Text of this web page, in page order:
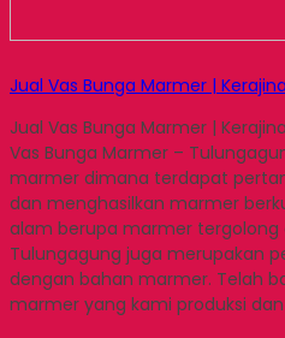
Jual Vas Bunga Marmer |
Jual Vas Bunga Marmer |
Vas Bunga Marmer –
marmer dimana terdapat
dan menghasilkan marmer
alam berupa marmer tergolong
Tulungagung juga merupakan
dengan bahan marmer. Telah
marmer yang kami produksi